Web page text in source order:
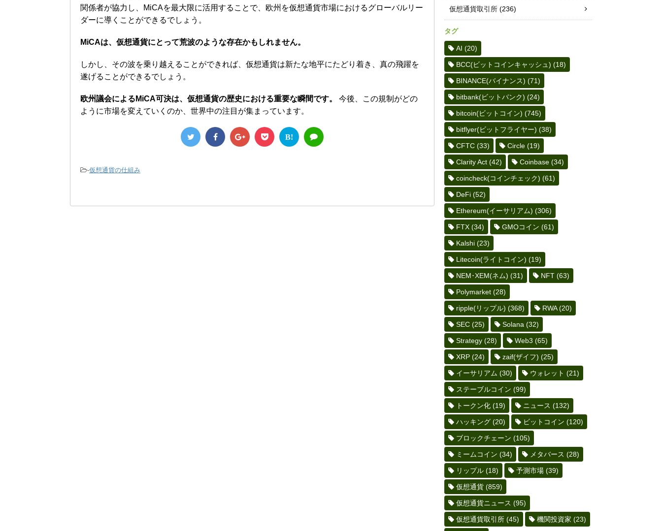
関係者が協力し、MiCAを最大限に活用することで、欧州を仮想通貨市場におけるグローバルリー
ダーに導くことができるでしょう。
MiCAは、仮想通貨にとって荒波のような存在かもしれません。
しかし、その波を乗り越えることができれば、仮想通貨は新たな地平にたどり着き、真の飛躍を
遂げることができるでしょう。
欧州議会によるMiCA可決は、仮想通貨の歴史における重要な瞬間です。
今後、この規制がどの
ように市場を変えていくのか、世界中の注目が集まっています。
B!
-仮想通貨の仕組み
仮想通貨取引所 (236)
タグ
AI (20)
BCC(ビットコインキャッシュ) (18)
BINANCE(バイナンス) (71)
bitbank(ビットバンク) (24)
bitcoin(ビットコイン) (745)
bitflyer(ビットフライヤー) (38)
CFTC (33) Circle (19)
Clarity Act (42) Coinbase (34)
coincheck(コインチェック) (61)
DeFi (52)
Ethereum(イーサリアム) (306)
FTX (34) GMOコイン (61)
Kalshi (23)
Litecoin(ライトコイン) (19)
NEM･XEM(ネム) (31) NFT (63)
Polymarket (28)
ripple(リップル) (368) RWA(20)
SEC (25) Solana (32)
Strategy (28) Web3 (65)
XRP (24) zaif(ザイフ) (25)
イーサリアム (30) ウォレット (21)
ステーブルコイン (99)
トークン化 (19) ニュース (132)
ハッキング (20) ビットコイン (120)
ブロックチェーン (105)
ミームコイン (34) メタバース (28)
リップル (18) 予測市場 (39)
仮想通貨 (859)
仮想通貨ニュース (95)
仮想通貨取引所 (45) 機関投資家 (23)